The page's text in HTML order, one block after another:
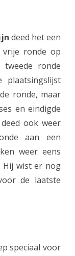
deed het een
ronde op
ronde
ronde, maar
en eindigde
deed ook weer
aan een
weer eens
Hij wist er nog
de laatste
speciaal voor